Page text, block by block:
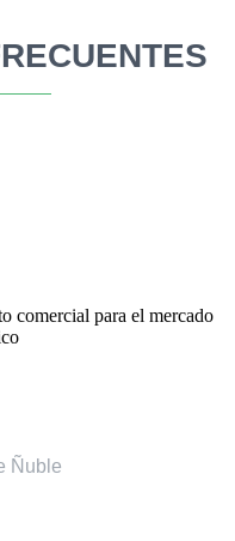
comercial para el mercado
Ñuble